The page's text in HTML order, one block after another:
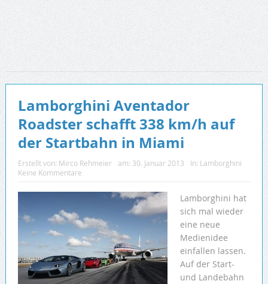
Lamborghini Aventador
Roadster schafft 338 km/h auf
der Startbahn in Miami
Erstellt von: Mirco Rehmeier am: 30. Januar 2013 In: Lamborghini
Keine Kommentare
Lamborghini hat
sich mal wieder
eine neue
Medienidee
einfallen lassen.
Auf der Start-
und Landebahn